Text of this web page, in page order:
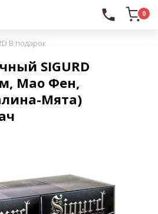
0
В подарок
SIGURD
Мао Фен,
Мята)